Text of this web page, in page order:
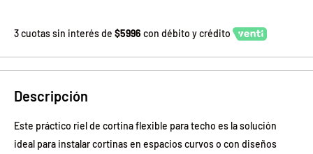
3 cuotas sin interés de $5996 con débito y crédito
Descripción
Este práctico riel de cortina flexible para techo es la solución
ideal para instalar cortinas en espacios curvos o con diseños